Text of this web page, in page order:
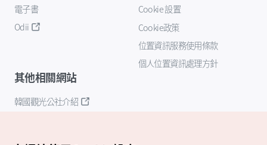
電子書
Odii
Cookie 設置
Cookie政策
位置資訊服務使用條款
個人位置資訊處理方針
其他相關網站
韓國觀光公社介紹